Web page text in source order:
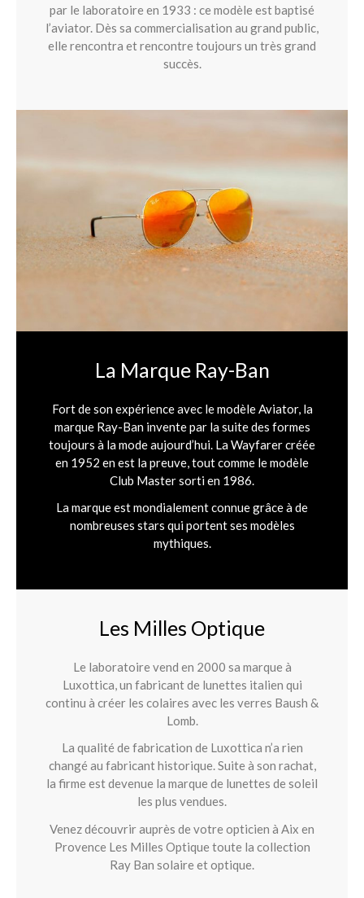
par le laboratoire en 1933 : ce modèle est baptisé
l’aviator. Dès sa commercialisation au grand public,
elle rencontra et rencontre toujours un très grand
succès.
La Marque Ray-Ban
Fort de son expérience avec le modèle Aviator, la
marque Ray-Ban invente par la suite des formes
toujours à la mode aujourd’hui. La Wayfarer créée
en 1952 en est la preuve, tout comme le modèle
Club Master sorti en 1986.
La marque est mondialement connue grâce à de
nombreuses stars qui portent ses modèles
mythiques.
Les Milles Optique
Le laboratoire vend en 2000 sa marque à
Luxottica, un fabricant de lunettes italien qui
continu à créer les colaires avec les verres Baush &
Lomb.
La qualité de fabrication de Luxottica n’a rien
changé au fabricant historique. Suite à son rachat,
la firme est devenue la marque de lunettes de soleil
les plus vendues.
Venez découvrir auprès de votre opticien à Aix en
Provence Les Milles Optique toute la collection
Ray Ban solaire et optique.